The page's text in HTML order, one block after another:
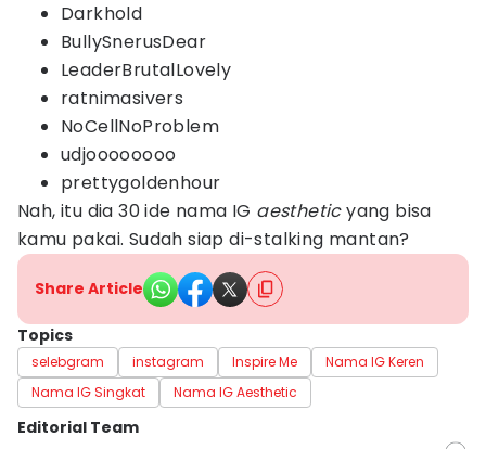
Darkhold
BullySnerusDear
LeaderBrutalLovely
ratnimasivers
NoCellNoProblem
udjoooooooo
prettygoldenhour
Nah, itu dia 30 ide nama IG aestheticyang bisa
kamu pakai. Sudah siap di-stalking mantan?
Share Article
Topics
selebgram instagram Inspire Me
Nama IG Keren
Nama IG Singkat
Nama IG Aesthetic
Editorial Team